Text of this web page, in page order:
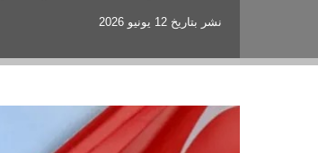
نشر بتاريخ 12 يونيو 2026